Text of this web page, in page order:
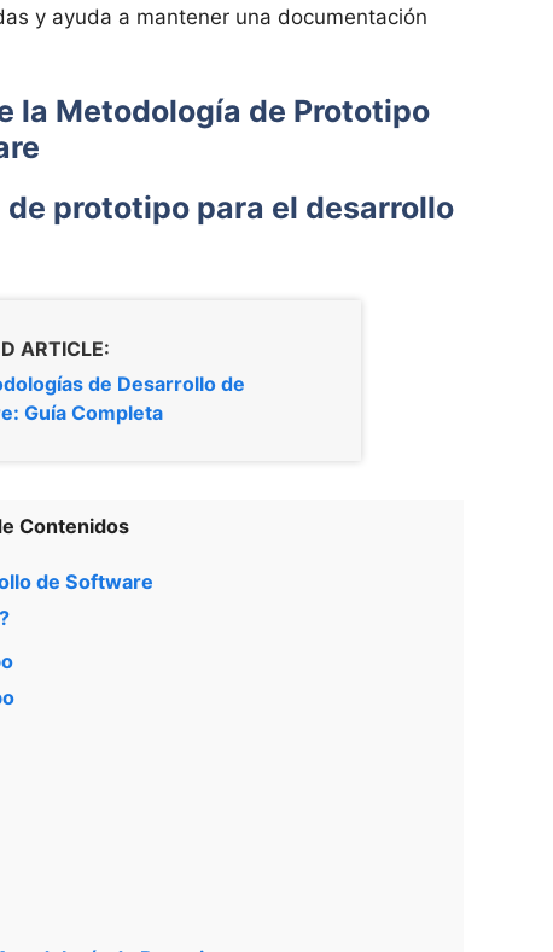
y ayuda a mantener una documentación
la Metodología de Prototipo
prototipo para el desarrollo
ARTICLE:
de Desarrollo de
Guía Completa
Contenidos
de Software